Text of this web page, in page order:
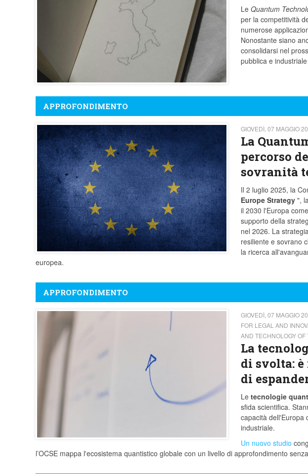
Le Quantum
per la competitività
numerose
Nonostante siano
consolidarsi nel
pubblica e
APPROFONDIMENTO
GIOVEDÌ, 07 MAGGIO
La
percorso
sovranità
Il 2 luglio 2025, la
Europe Strategy",
il 2030 l'Europa
supporto della
nel 2026. La
resiliente e sovrano
la ricerca
europea.
APPROFONDIMENTO
GIOVEDÌ, 07 MAGGIO
FOR LEGAL AND
AND TECHNOLOGY OF
La
di svolta:
di
Le tecnologie
sfida scientifica.
capacità dell'Europa
industriale.
Un nuovo studio
l’OCSE mappa l'ecosistema quantistico globale con un livello di approfondimento